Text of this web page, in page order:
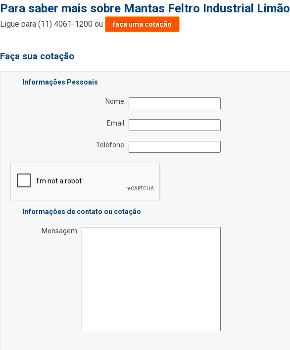
Para saber mais sobre Mantas Feltro Industrial Limão
Ligue para(11) 4061-1200 ou faça uma cotação
Faça sua cotação
Informações Pessoais
Nome:
Email:
Telefone:
Informações de contato ou cotação
Mensagem: